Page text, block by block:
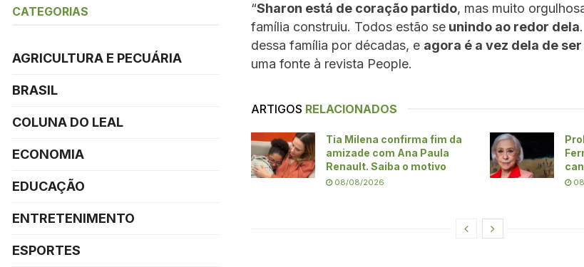
“Sharon está de coração partido, mas muito
família construiu. Todos estão se unindo ao redor dela
dessa família por décadas, e agora é a vez dela de
uma fonte à revista People.
ARTIGOS RELACIONADOS
Tia Milena confirma fim da
amizade com Ana Paula
Renault. Saiba o motivo
08/08/2026
CATEGORIAS
AGRICULTURA E PECUÁRIA
BRASIL
COLUNA DO LEAL
ECONOMIA
EDUCAÇÃO
ENTRETENIMENTO
ESPORTES